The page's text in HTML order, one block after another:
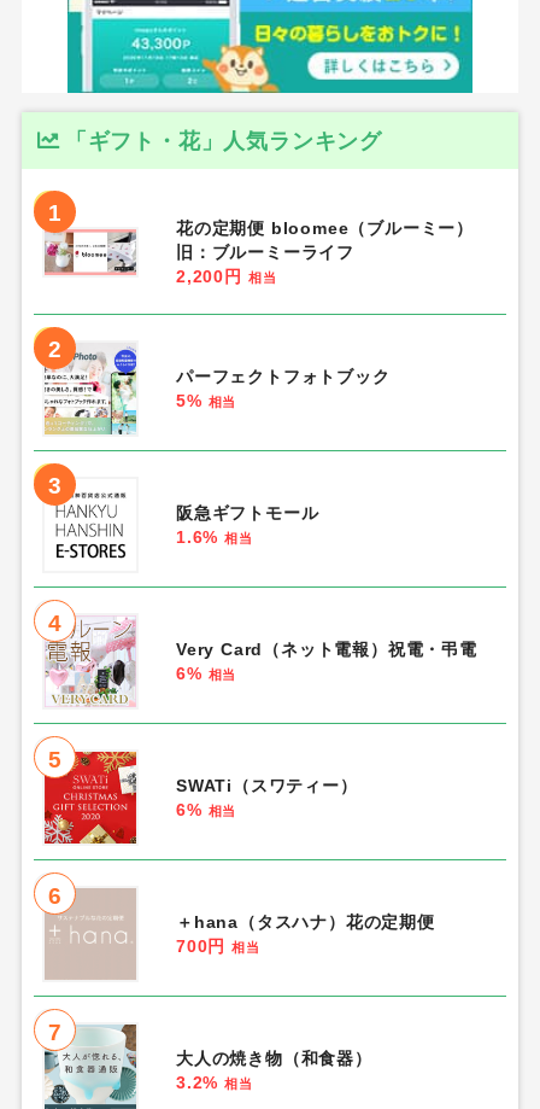
「ギフト・花」人気ランキング
1
花の定期便 bloomee（ブルーミー）
旧：ブルーミーライフ
2,200円
相当
2
パーフェクトフォトブック
5% 相当
3
阪急ギフトモール
1.6% 相当
4
Very Card（ネット電報）祝電・弔電
6% 相当
5
SWATi（スワティー）
6% 相当
6
＋hana（タスハナ）花の定期便
700円
相当
7
大人の焼き物（和食器）
3.2% 相当